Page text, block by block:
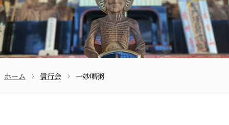
ギャラリー
お知らせ
お問合せ
ホーム 信行会 一妙唱粥